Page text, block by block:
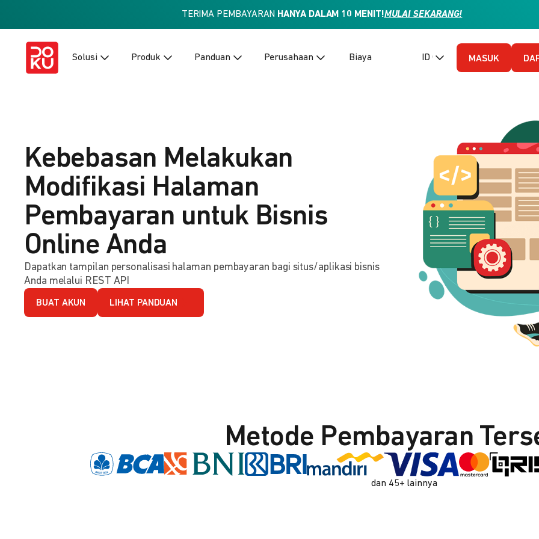
TERIMA PEMBAYARAN HANYA DALAM 10 MENIT!MULAI SEKARANG!
Solusi Produk Panduan Perusahaan Biaya ID (Bahasa Indonesia)
MASUK
Kebebasan Melakukan
Modifikasi Halaman
Pembayaran untuk Bisnis
Online Anda
Dapatkan tampilan personalisasi halaman pembayaran bagi situs/aplikasi bisnis
Anda melalui REST API
BUAT AKUN LIHAT PANDUAN
Metode Pembayaran
dan 45+ lainnya